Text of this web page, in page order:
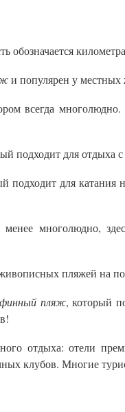
обозначается
и популярен у местных
всегда
подходит для отдыха
подходит для катания
менее многолюдно,
пляжей на
пляж, который
отдыха: отели
клубов. Многие